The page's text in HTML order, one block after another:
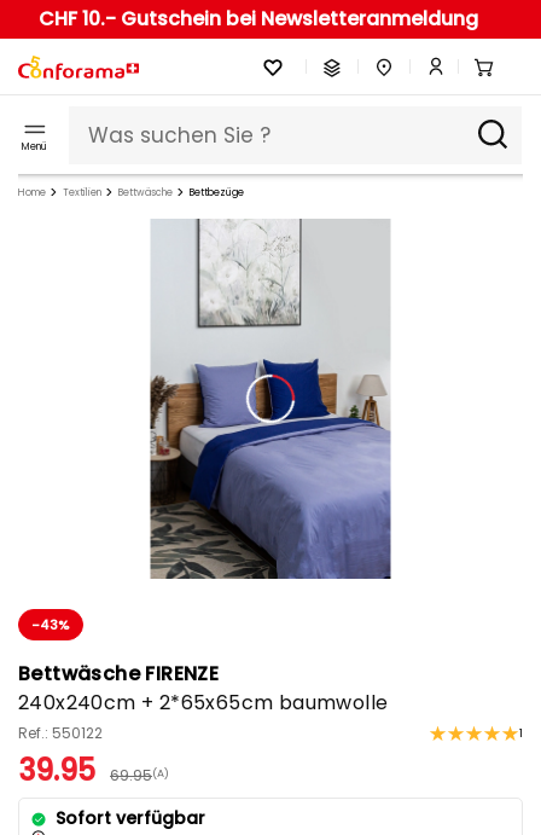
CHF 10.- Gutschein bei Newsletteranmeldung
Menü
Home Textilien Bettwäsche Bettbezüge
-43%
Bettwäsche FIRENZE
240x240cm + 2*65x65cm baumwolle
Ref.: 550122 1
39.95 69.95(A)
Sofort verfügbar